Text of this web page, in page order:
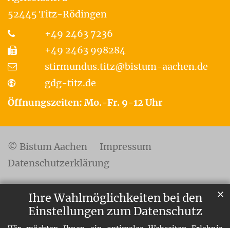
Ihre Wahlmöglichkeiten bei den
Einstellungen zum Datenschutz
✕
52445 Titz-Rödingen
+49 2463 7236
+49 2463 998284
stirmundus.titz@bistum-aachen.de
gdg-titz.de
Öffnungszeiten: Mo.-Fr. 9-12 Uhr
© Bistum Aachen
Impressum
Datenschutzerklärung